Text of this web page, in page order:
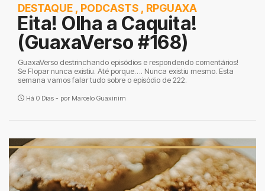
DESTAQUE , PODCASTS , RPGUAXA
Eita! Olha a Caquita!
(GuaxaVerso #168)
GuaxaVerso destrinchando episódios e respondendo comentários!
Se Flopar nunca existiu. Até porque…. Nunca existiu mesmo. Esta
semana vamos falar tudo sobre o episódio de 222.
Há 0 Dias - por Marcelo Guaxinim